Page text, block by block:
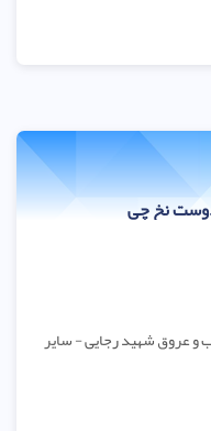
نخ چی
و عروق شهید رجایی - سایر